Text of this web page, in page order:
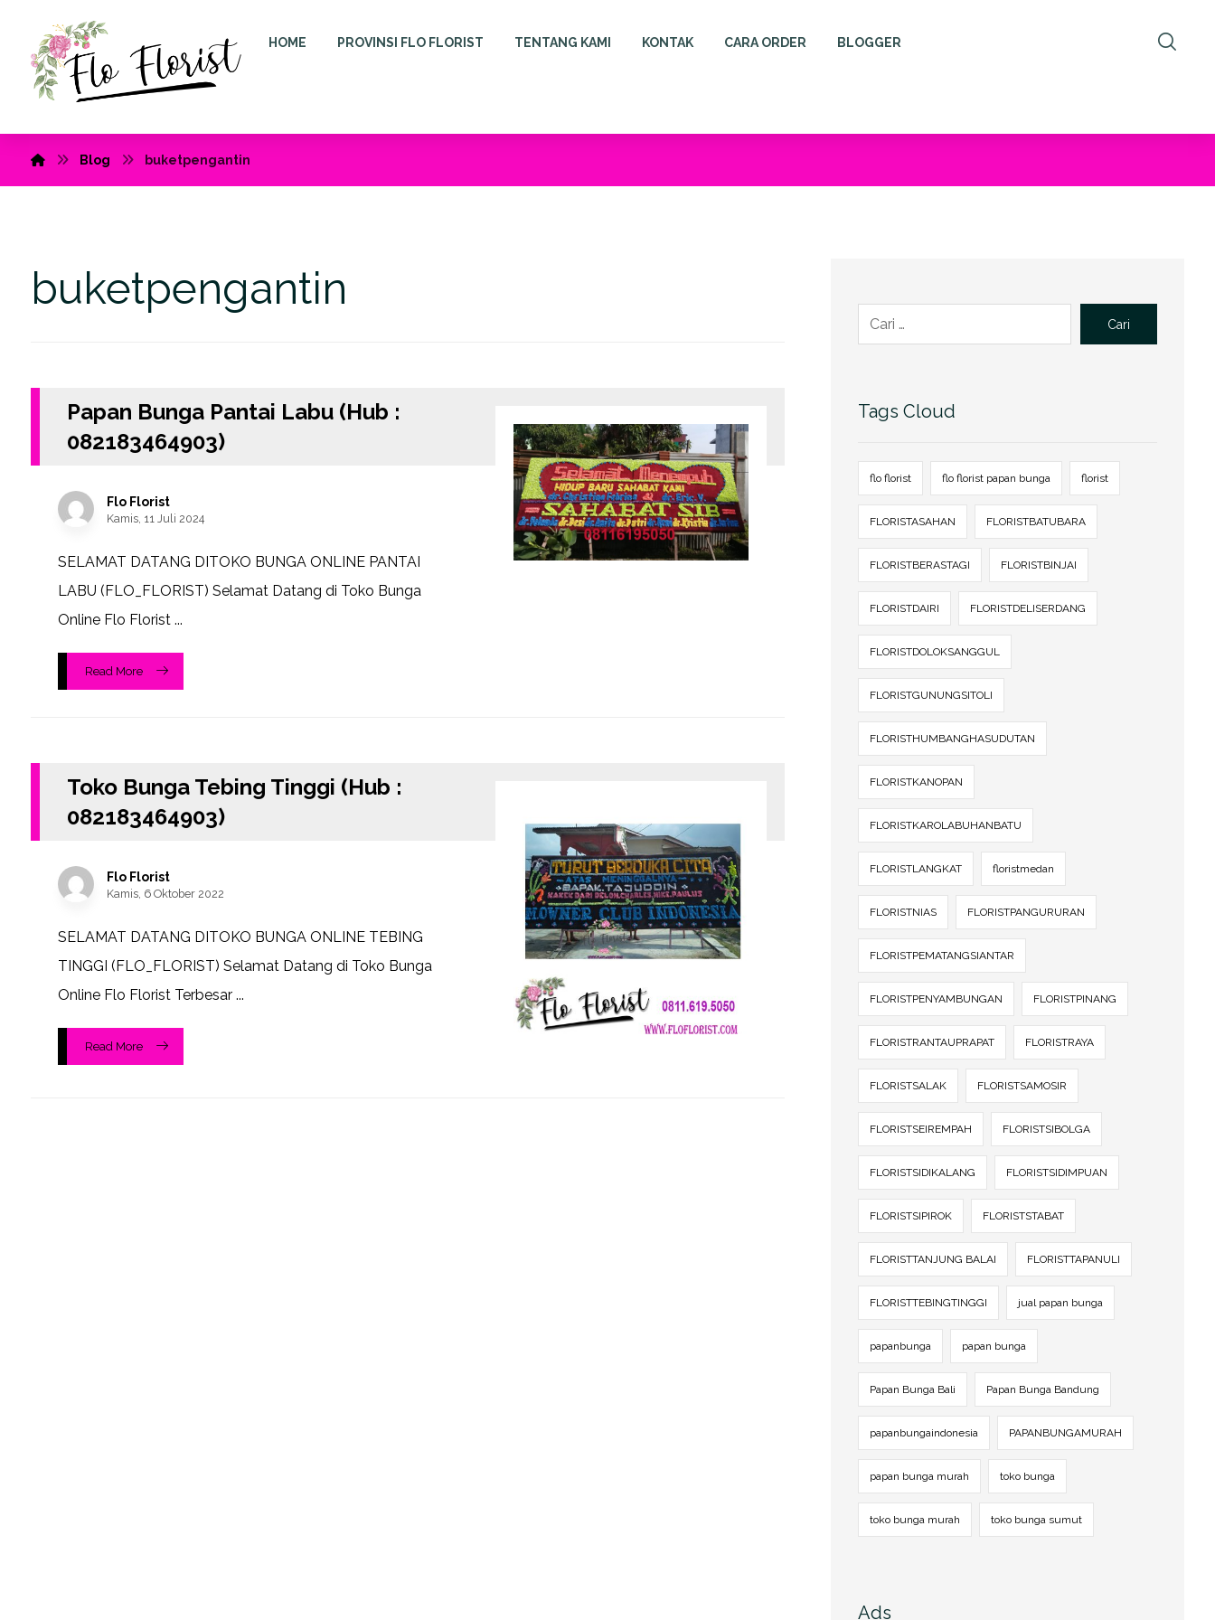
HOME PROVINSI FLO FLORIST TENTANG KAMI KONTAK CARA ORDER BLOGGER
Blog buketpengantin
buketpengantin
Papan Bunga Pantai Labu (Hub :
082183464903)
Flo Florist
Kamis, 11 Juli 2024
SELAMAT DATANG DITOKO BUNGA ONLINE PANTAI
LABU (FLO_FLORIST) Selamat Datang di Toko Bunga
Online Flo Florist ...
Read More
Toko Bunga Tebing Tinggi (Hub :
082183464903)
Flo Florist
Kamis, 6 Oktober 2022
SELAMAT DATANG DITOKO BUNGA ONLINE TEBING
TINGGI (FLO_FLORIST) Selamat Datang di Toko Bunga
Online Flo Florist Terbesar ...
Read More
Cari
Tags Cloud
flo florist flo florist papan bunga florist
FLORISTASAHAN FLORISTBATUBARA
FLORISTBERASTAGI FLORISTBINJAI
FLORISTDAIRI FLORISTDELISERDANG
FLORISTDOLOKSANGGUL
FLORISTGUNUNGSITOLI
FLORISTHUMBANGHASUDUTAN
FLORISTKANOPAN
FLORISTKAROLABUHANBATU
FLORISTLANGKAT floristmedan
FLORISTNIAS FLORISTPANGURURAN
FLORISTPEMATANGSIANTAR
FLORISTPENYAMBUNGAN FLORISTPINANG
FLORISTRANTAUPRAPAT FLORISTRAYA
FLORISTSALAK FLORISTSAMOSIR
FLORISTSEIREMPAH FLORISTSIBOLGA
FLORISTSIDIKALANG FLORISTSIDIMPUAN
FLORISTSIPIROK FLORISTSTABAT
FLORISTTANJUNG BALAI FLORISTTAPANULI
FLORISTTEBINGTINGGI jual papan bunga
papanbunga papan bunga
Papan Bunga Bali Papan Bunga Bandung
papanbungaindonesia PAPANBUNGAMURAH
papan bunga murah toko bunga
toko bunga murah toko bunga sumut
Ads